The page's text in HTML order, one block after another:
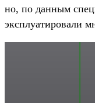
но, по данным
эксплуатировали